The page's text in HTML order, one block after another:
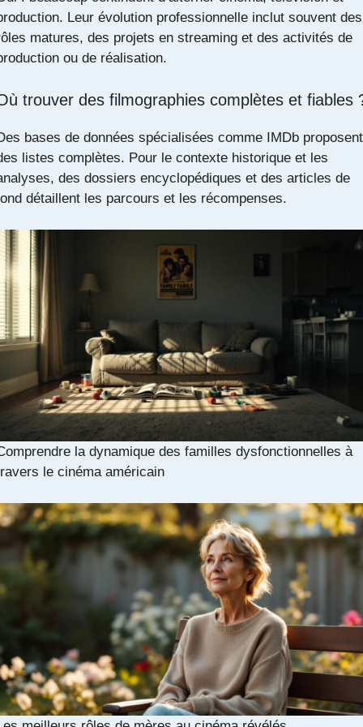
Leur évolution professionnelle inclut souvent des
matures, des projets en streaming et des activités de
ou de réalisation.
trouver des filmographies complètes et fiables
bases de données spécialisées comme IMDb proposent
listes complètes. Pour le contexte historique et les
des dossiers encyclopédiques et des articles de
détaillent les parcours et les récompenses.
la dynamique des familles dysfonctionnelles à
le cinéma américain